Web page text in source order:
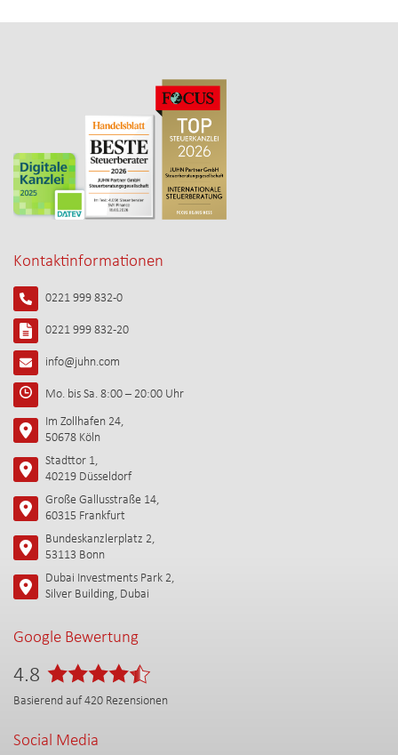
Kontaktinformationen
0221 999 832-0
0221 999 832-20
info@juhn.com
Mo. bis Sa. 8:00 – 20:00 Uhr
Im Zollhafen 24,
50678 Köln
Stadttor 1,
40219 Düsseldorf
Große Gallusstraße 14,
60315 Frankfurt
Bundeskanzlerplatz 2,
53113 Bonn
Dubai Investments Park 2,
Silver Building, Dubai
Google Bewertung
4.8
Basierend auf 420 Rezensionen
Social Media